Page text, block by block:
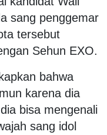
sang penggemar
tersebut
Sehun EXO.
bahwa
karena dia
bisa mengenali
sang idol